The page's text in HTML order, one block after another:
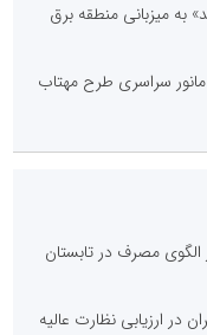
به میزبانی منطقه برق
مانور سراسری طرح مهتاب
مصرف در تابستان
ارزیابی نظارت عالیه